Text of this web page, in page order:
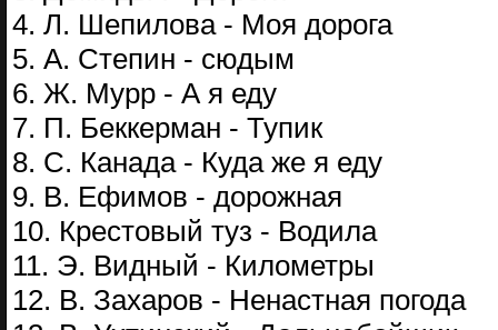
4. Л. Шепилова - Моя дорога
5. А. Степин - сюдым
6. Ж. Мурр - А я еду
7. П. Беккерман - Тупик
8. С. Канада - Куда же я еду
9. В. Ефимов - дорожная
10. Крестовый туз - Водила
11. Э. Видный - Километры
12. В. Захаров - Ненастная погода